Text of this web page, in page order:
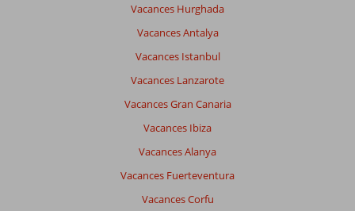
Vacances Hurghada
Vacances Antalya
Vacances Istanbul
Vacances Lanzarote
Vacances Gran Canaria
Vacances Ibiza
Vacances Alanya
Vacances Fuerteventura
Vacances Corfu